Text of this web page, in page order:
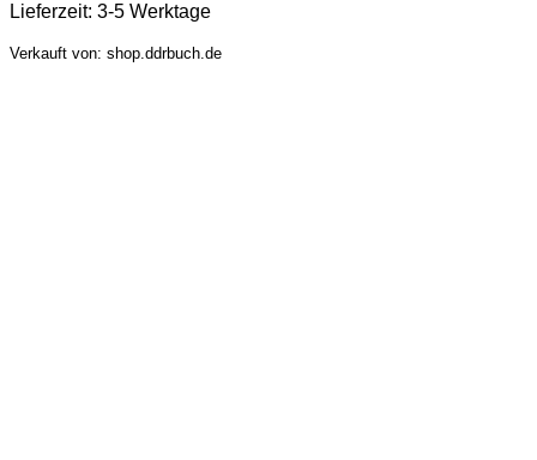
Lieferzeit: 3-5 Werktage
Verkauft von: shop.ddrbuch.de